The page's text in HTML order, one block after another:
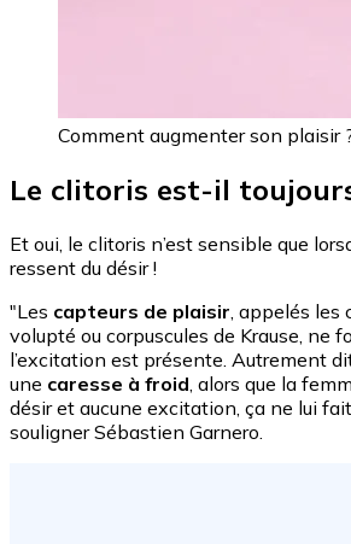
Comment augmenter son plaisir
Le clitoris est-il
Et oui, le clitoris n’est sensible que
ressent du désir !
"Les capteurs de plaisir, appelés les
volupté ou corpuscules de Krause, ne
l’excitation est présente. Autrement
une caresse à froid, alors que la
désir et aucune excitation, ça ne lui
souligner Sébastien Garnero.